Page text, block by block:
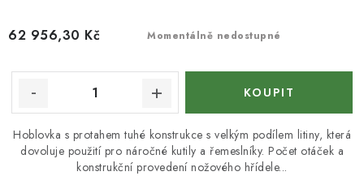
Momentálně nedostupné
62 956,30 Kč
Hoblovka s protahem tuhé konstrukce s velkým podílem litiny, která
dovoluje použití pro náročné kutily a řemeslníky. Počet otáček a
konstrukční provedení nožového hřídele...